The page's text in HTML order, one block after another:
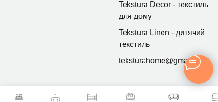
Tekstura Decor - текстиль
для дому
Tekstura Linen - дитячий
текстиль
teksturahome@gmail.com